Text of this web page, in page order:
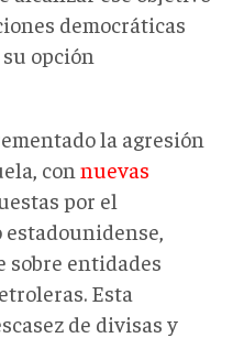
democráticas
opción
la agresión
con nuevas
por el
sobre entidades
Esta
de divisas y